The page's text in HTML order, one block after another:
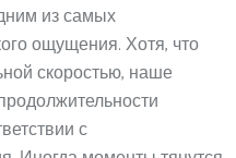
из самых
ощущения. Хотя, что
скоростью, наше
с